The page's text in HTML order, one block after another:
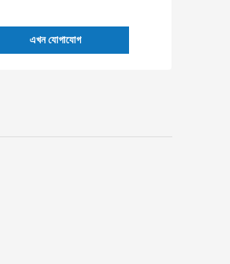
এখন যোগাযোগ